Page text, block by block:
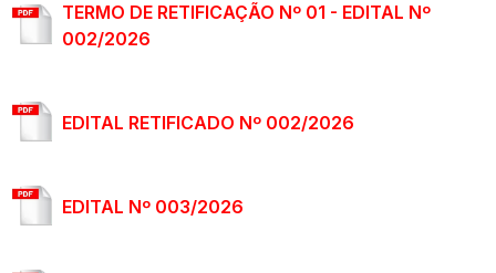
TERMO DE RETIFICAÇÃO Nº 01 - EDITAL Nº
002/2026
EDITAL RETIFICADO Nº 002/2026
EDITAL Nº 003/2026